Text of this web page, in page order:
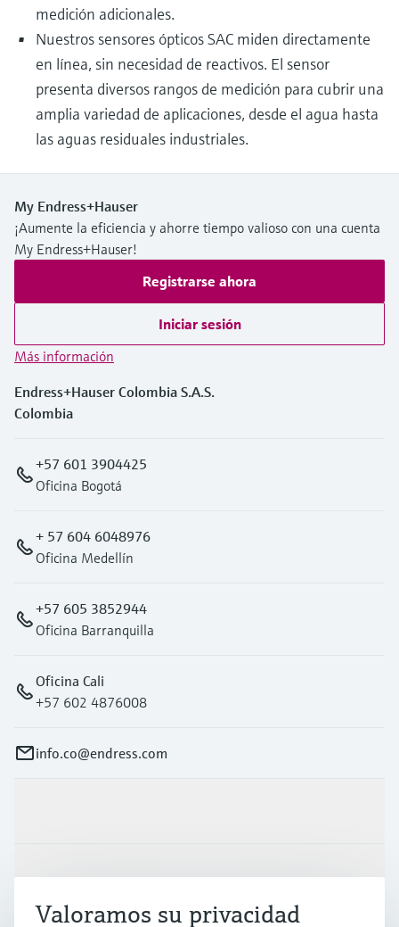
medición adicionales.
Nuestros sensores ópticos SAC miden directamente
en línea, sin necesidad de reactivos. El sensor
presenta diversos rangos de medición para cubrir una
amplia variedad de aplicaciones, desde el agua hasta
las aguas residuales industriales.
My Endress+Hauser
¡Aumente la eficiencia y ahorre tiempo valioso con una cuenta
My Endress+Hauser!
Registrarse ahora
Iniciar sesión
Más información
Endress+Hauser Colombia S.A.S.
Colombia
+57 601 3904425
Oficina Bogotá
+ 57 604 6048976
Oficina Medellín
+57 605 3852944
Oficina Barranquilla
Oficina Cali
+57 602 4876008
info.co@endress.com
Industrias
Valoramos su privacidad